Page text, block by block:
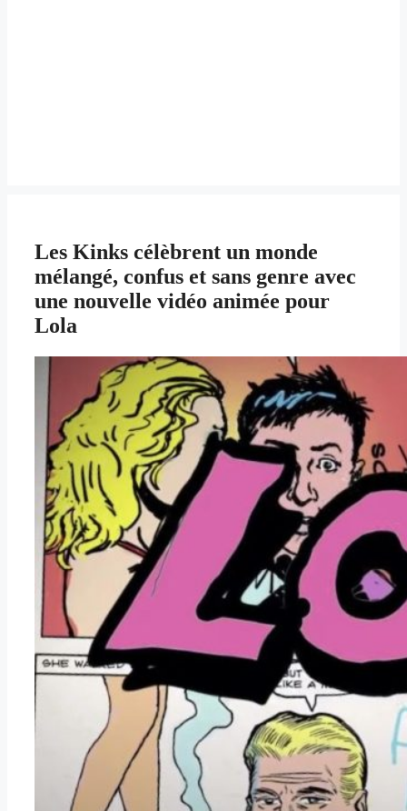
Les Kinks célèbrent un monde
mélangé, confus et sans genre avec
une nouvelle vidéo animée pour
Lola